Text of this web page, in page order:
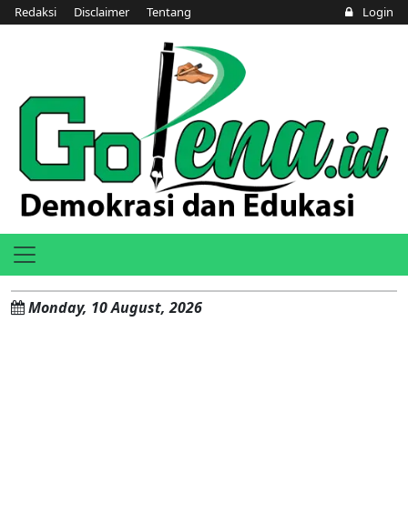
Redaksi Disclaimer Tentang Login
Monday, 10 August, 2026